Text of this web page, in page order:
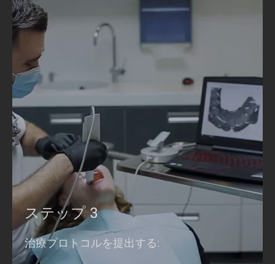
ステップ 3
治療プロトコルを提出する: